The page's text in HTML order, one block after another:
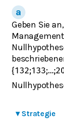
Geben Sie
{132;133;...;
▾ Strategie